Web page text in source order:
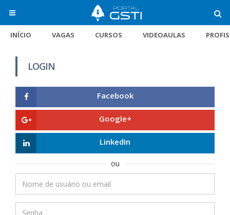
INÍCIO VAGAS CURSOS VIDEOAULAS
LOGIN
Facebook
Google+
LinkedIn
ou